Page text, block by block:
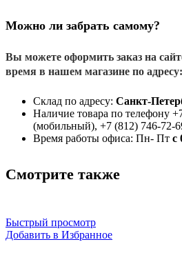
Можно ли забрать самому?
Вы можете оформить заказ на
время в нашем магазине по адресу:
Склад по адресу: Санкт-
Наличие товара по телефону
(мобильный), +7 (812) 746-72-
Время работы офиса: Пн- Пт с
Смотрите также
Быстрый просмотр
Добавить в Избранное